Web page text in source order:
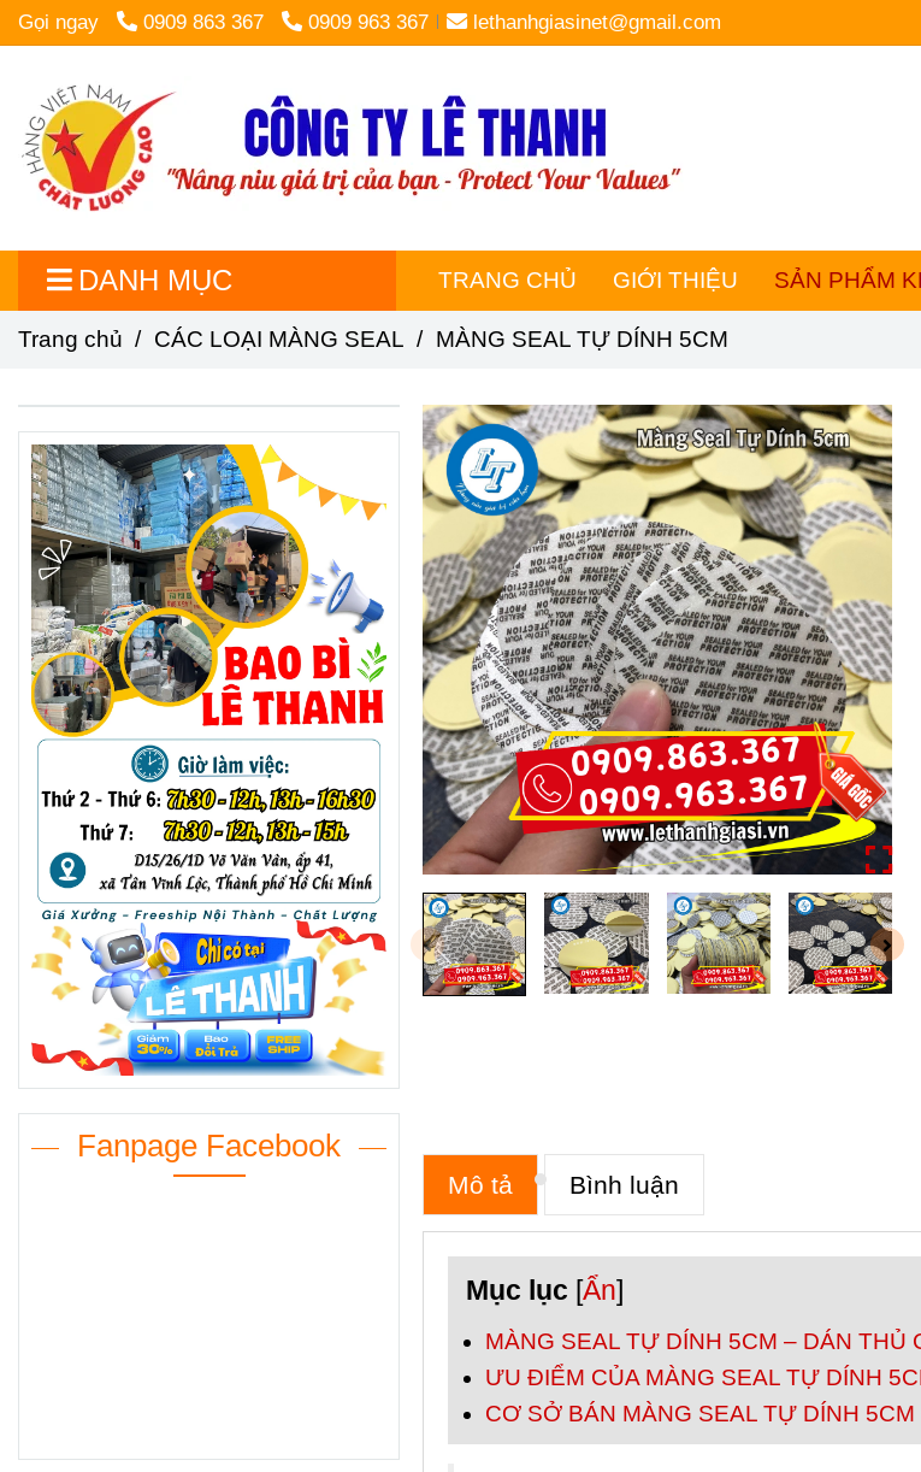
Gọi ngay 0909 863 367 0909 963 367 lethanhgiasinet@gmail.com
DANH MỤC TRANG CHỦ GIỚI THIỆU SẢN PHẨM
Trang chủ / CÁC LOẠI MÀNG SEAL / MÀNG SEAL TỰ DÍNH 5CM
Mô tả Bình luận
Mục lục [Ẩn]
MÀNG SEAL TỰ DÍNH 5CM – DÁN THỦ
ƯU ĐIỂM CỦA MÀNG SEAL TỰ DÍNH
CƠ SỞ BÁN MÀNG SEAL TỰ DÍNH 5CM
Fanpage Facebook